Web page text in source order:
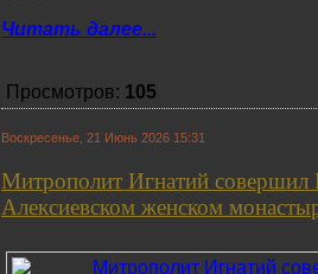
Читать далее...
Просмотров: 105
Воскресенье, 21 Июнь 2026 15:31
Митрополит Игнатий
Алексиевском женском